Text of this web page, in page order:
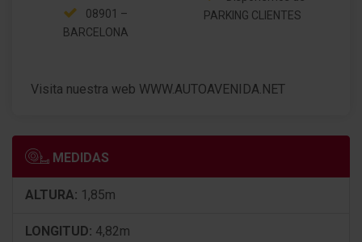
08901 –
BARCELONA
PARKING CLIENTES
Visita nuestra web WWW.AUTOAVENIDA.NET
MEDIDAS
ALTURA: 1,85m
LONGITUD: 4,82m